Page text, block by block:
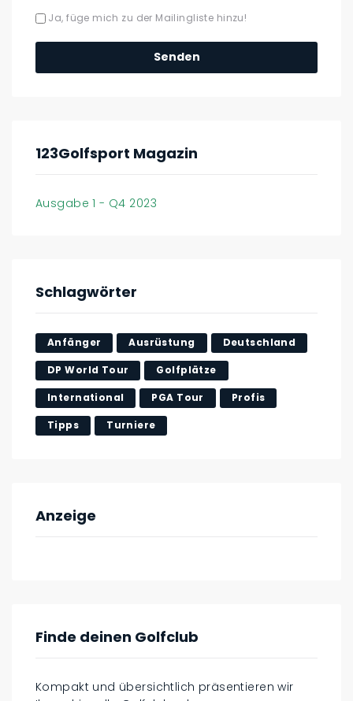
Ja, füge mich zu der Mailingliste hinzu!
123Golfsport Magazin
Ausgabe 1 - Q4 2023
Schlagwörter
Anfänger Ausrüstung Deutschland
DP World Tour Golfplätze
International PGA Tour Profis
Tipps Turniere
Anzeige
Finde deinen Golfclub
Kompakt und übersichtlich präsentieren wir